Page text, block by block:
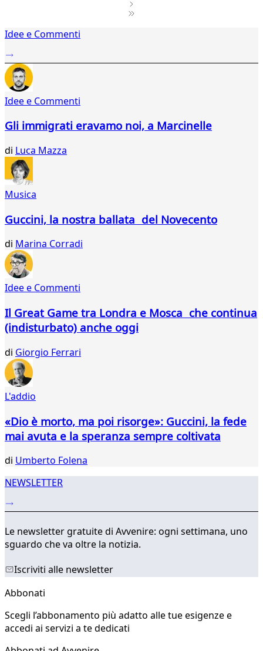
2
...
Idee e Commenti
Idee e Commenti
Gli immigrati eravamo noi, a Marcinelle
di Luca Mazza
Musica
Guccini, la nostra ballata del Novecento
di Marina Corradi
Idee e Commenti
Il Great Game tra Londra e Mosca che continua
(indisturbato) anche oggi
di Giorgio Ferrari
L'addio
«Dio è morto, ma poi risorge»: Guccini, la fede
mai avuta e la speranza sempre coltivata
di Umberto Folena
NEWSLETTER
Le newsletter gratuite di Avvenire: ogni settimana, uno
sguardo che va oltre la notizia.
Iscriviti alle newsletter
Abbonati
Scegli l’abbonamento più adatto alle tue esigenze e
accedi ai servizi a te dedicati